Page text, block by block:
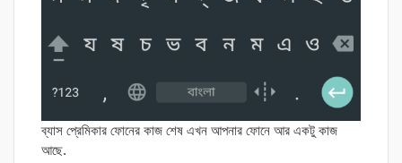
ব্যাস প্রেমিকার ফোনের কাজ শেষ এখন আপনার ফোনে আর একটু কাজ
আছে.